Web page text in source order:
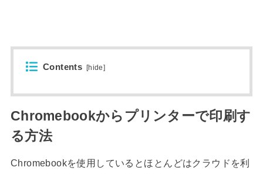
Contents [hide]
Chromebookからプリンターで印刷す
る方法
Chromebookを使用しているとほとんどはクラウドを利